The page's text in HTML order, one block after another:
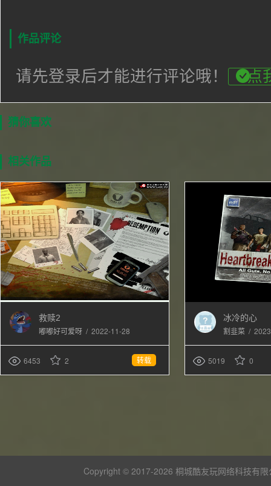
作品评论
请先登录后才能进行评论哦！ 点
猜你喜欢
相关作品
救赎2
嘟嘟好可爱呀 / 2022-11-28
6453 2 转载
冰冷的心
割韭菜 /
5019 0
Copyright © 2017-2026 桐城酷友玩网络科技有